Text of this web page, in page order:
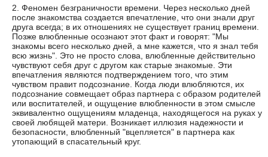
2. Феномен безграничности времени. Через несколько дней
после знакомства создается впечатление, что они знали друг
друга всегда; в их отношениях не существует границ времени.
Позже влюбленные осознают этот факт и говорят: "Мы
знакомы всего несколько дней, а мне кажется, что я знал тебя
всю жизнь". Это не просто слова, влюбленные действительно
чувствуют себя друг с другом как старые знакомые. Эти
впечатления являются подтверждением того, что этим
чувством правит подсознание. Когда люди влюбляются, их
подсознание совмещает образ партнера с образом родителей
или воспитателей, и ощущение влюбленности в этом смысле
эквивалентно ощущениям младенца, находящегося на руках у
своей любящей матери. Возникает иллюзия надежности и
безопасности, влюбленный "вцепляется" в партнера как
утопающий в спасательный круг.